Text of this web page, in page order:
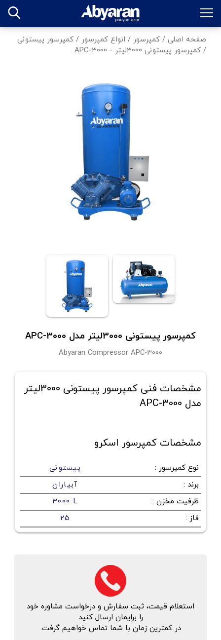
صفحه اصلی / کمپرسور / انواع کمپرسور / کمپرسور پیستونی
/ کمپرسور پیستونی 3000لیتر - APC-3000
کمپرسور پیستونی 3000لیتر مدل APC-3000
Abyaran Compressor APC-3000
مشخصات فنی کمپرسور پیستونی 3000لیتر
مدل APC-3000
مشخصات کمپرسور اسکرو
نوع کمپرسور :
پیستونی
برند :
آبیاران
ظرفیت مخزن :
3000 L
فاز :
25
استعلام قیمت، ثبت سفارش و درخواست مشاوره خود
را برایمان ارسال کنید
در کمترین زمان با شما تماس خواهیم گرفت.